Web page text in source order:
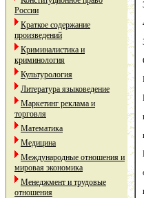
России
Краткое содержание
произведений
Криминалистика и
криминология
Культурология
Литература языковедение
Маркетинг реклама и
торговля
Математика
Медицина
Международные отношения и
мировая экономика
Менеджмент и трудовые
отношения